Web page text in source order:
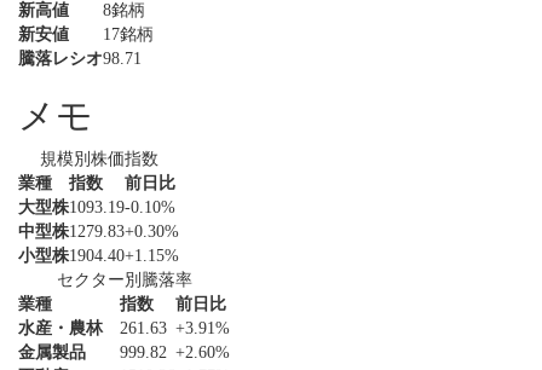
新高値
8銘柄
新安値
17銘柄
騰落レシオ98.71
メモ
規模別株価指数
業種
指数
前日比
大型株1093.19-0.10%
中型株1279.83+0.30%
小型株1904.40+1.15%
セクター別騰落率
業種
指数
前日比
水産・農林
261.63 +3.91%
金属製品
999.82 +2.60%